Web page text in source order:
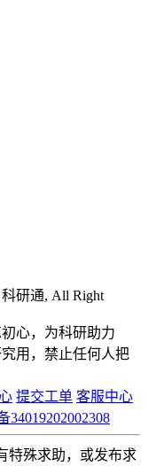
科研通, All Right
心，为科研助力
用，禁止任何人把
提交工单 客服中心
34019202002308
特殊求助，或发布求